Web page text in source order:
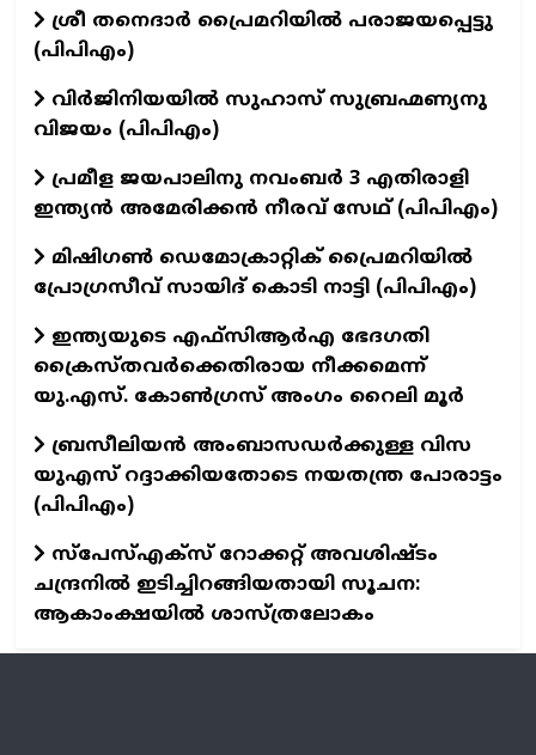
ശ്രീ തനെദാർ പ്രൈമറിയിൽ പരാജയപ്പെട്ടു
(പിപിഎം)
വിർജിനിയയിൽ സുഹാസ് സുബ്രഹ്മണ്യനു
വിജയം (പിപിഎം)
പ്രമീള ജയപാലിനു നവംബർ 3 എതിരാളി
ഇന്ത്യൻ അമേരിക്കൻ നീരവ് സേഥ് (പിപിഎം)
മിഷിഗൺ ഡെമോക്രാറ്റിക് പ്രൈമറിയിൽ
പ്രോഗ്രസീവ് സായിദ് കൊടി നാട്ടി (പിപിഎം)
ഇന്ത്യയുടെ എഫ്‌സിആർഎ ഭേദഗതി
ക്രൈസ്തവർക്കെതിരായ നീക്കമെന്ന്
യു.എസ്. കോൺഗ്രസ് അംഗം റൈലി മൂർ
ബ്രസീലിയൻ അംബാസഡർക്കുള്ള വിസ
യുഎസ് റദ്ദാക്കിയതോടെ നയതന്ത്ര പോരാട്ടം
(പിപിഎം)
സ്‌പേസ്‌എക്‌സ് റോക്കറ്റ് അവശിഷ്ടം
ചന്ദ്രനിൽ ഇടിച്ചിറങ്ങിയതായി സൂചന:
ആകാംക്ഷയിൽ ശാസ്ത്രലോകം